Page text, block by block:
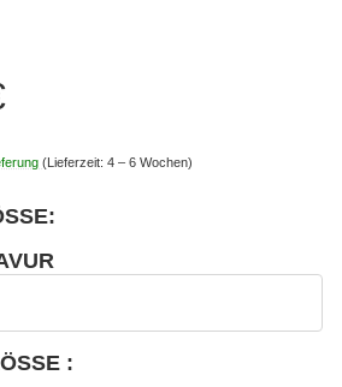
(Lieferzeit: 4 – 6 Wochen)
: